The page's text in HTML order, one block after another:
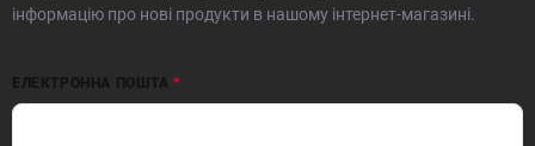
інформацію про нові продукти в нашому інтернет-магазині.
ЕЛЕКТРОННА ПОШТА